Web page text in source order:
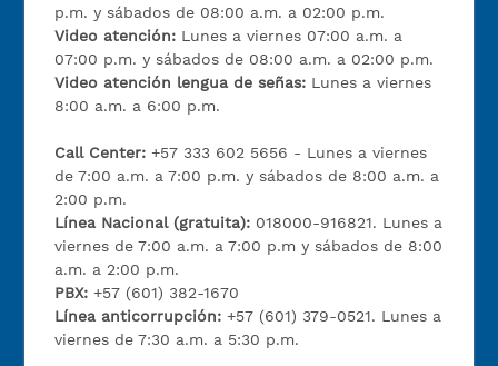
p.m. y sábados de 08:00 a.m. a 02:00 p.m.
Video atención: Lunes a viernes 07:00 a.m. a
07:00 p.m. y sábados de 08:00 a.m. a 02:00 p.m.
Video atención lengua de señas: Lunes a viernes
8:00 a.m. a 6:00 p.m.
Call Center:+57 333 602 5656 - Lunes a viernes
de 7:00 a.m. a 7:00 p.m. y sábados de 8:00 a.m. a
2:00 p.m.
Línea Nacional (gratuita): 018000-916821. Lunes a
viernes de 7:00 a.m. a 7:00 p.m y sábados de 8:00
a.m. a 2:00 p.m.
PBX:+57 (601) 382-1670
Línea anticorrupción:+57 (601) 379-0521. Lunes a
viernes de 7:30 a.m. a 5:30 p.m.